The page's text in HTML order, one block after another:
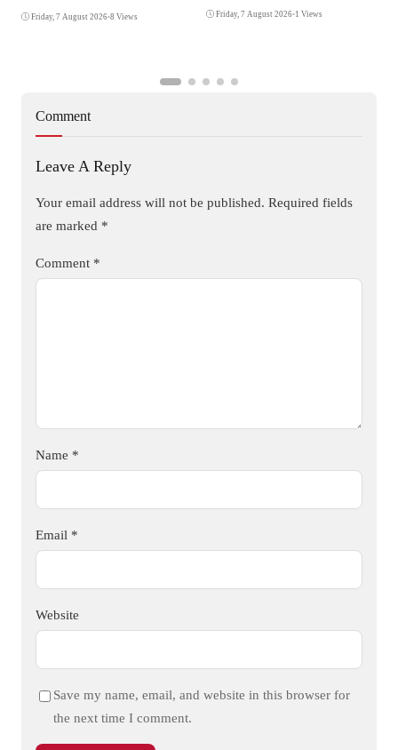
Friday, 7 August 2026•8 Views Friday, 7 August 2026•1 Views
Comment
Leave A Reply
Your email address will not be published. Required fields
are marked *
Comment *
Name *
Email *
Website
Save my name, email, and website in this browser for
the next time I comment.